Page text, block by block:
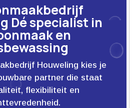
Dé specialist in
en
Houweling kies je
partner die staat
flexibiliteit en